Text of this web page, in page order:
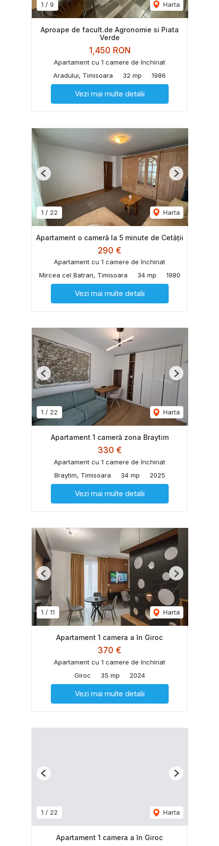
1 / 9 Harta
Aproape de facult.de Agronomie si Piata
Verde
1,450 RON
Apartament cu 1 camere de închiriat
Aradului, Timisoara
32 mp 1986
Vezi mai multe detalii
1 / 22 Harta
Previous Next
Apartament o cameră la 5 minute de Cetății
290 €
Apartament cu 1 camere de închiriat
Mircea cel Batran, Timisoara
34 mp 1980
Vezi mai multe detalii
1 / 22 Harta
Previous Next
Apartament 1 cameră zona Braytim
330 €
Apartament cu 1 camere de închiriat
Braytim, Timisoara
34 mp 2025
Vezi mai multe detalii
1 / 11 Harta
Previous Next
Apartament 1 camera a în Giroc
370 €
Apartament cu 1 camere de închiriat
Giroc
35 mp 2024
Vezi mai multe detalii
1 / 22 Harta
Previous Next
Apartament 1 camera a în Giroc